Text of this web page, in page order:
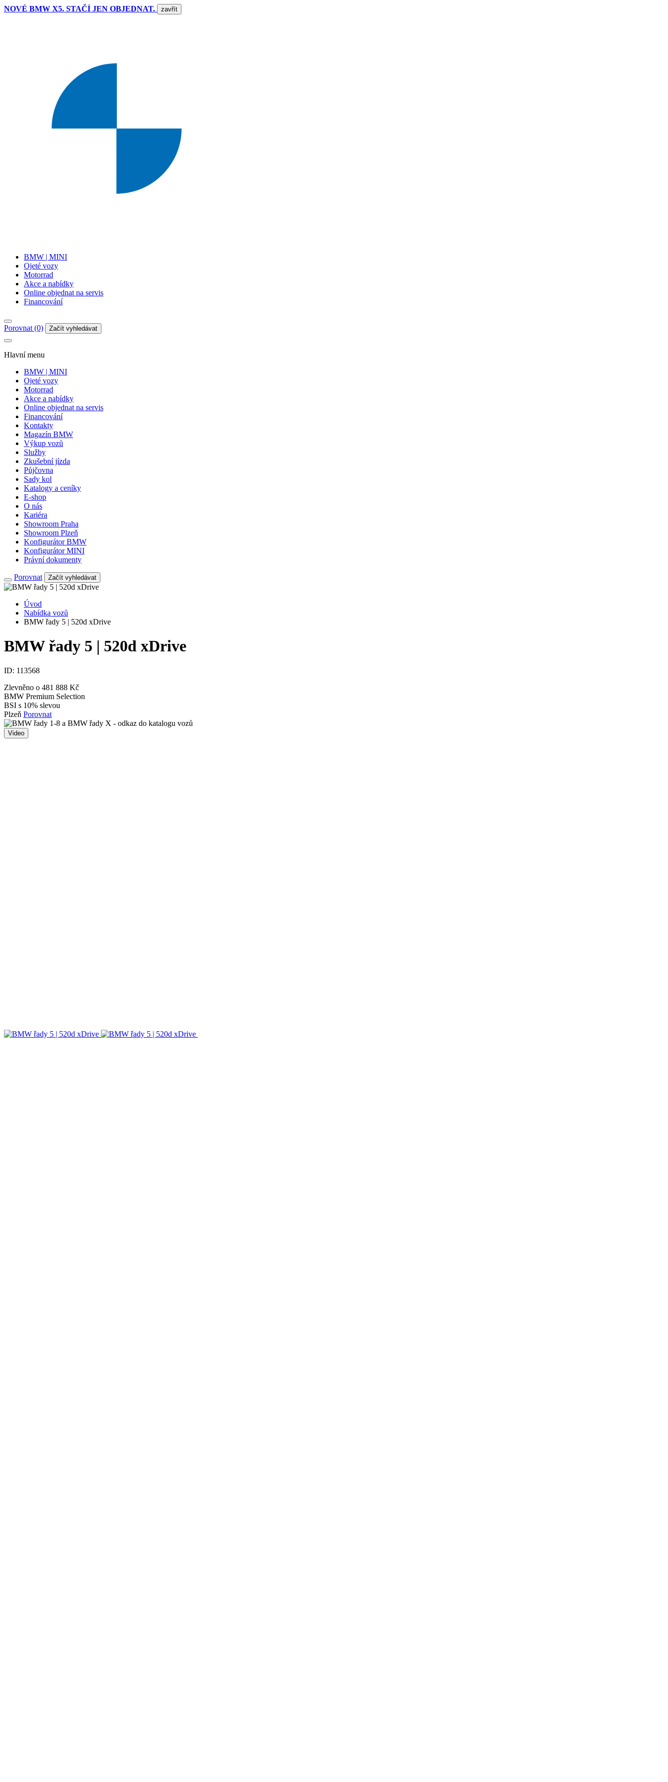
NOVÉ BMW X5. STAČÍ JEN OBJEDNAT. zavřít
BMW | MINI
Ojeté vozy
Motorrad
Akce a nabídky
Online objednat na servis
Financování
Porovnat (0) Začít vyhledávat
Hlavní menu
BMW | MINI
Ojeté vozy
Motorrad
Akce a nabídky
Online objednat na servis
Financování
Kontakty
Magazín BMW
Výkup vozů
Služby
Zkušební jízda
Půjčovna
Sady kol
Katalogy a ceníky
E-shop
O nás
Kariéra
Showroom Praha
Showroom Plzeň
Konfigurátor BMW
Konfigurátor MINI
Právní dokumenty
Porovnat Začít vyhledávat
Úvod
Nabídka vozů
BMW řady 5 | 520d xDrive
BMW řady 5 | 520d xDrive
ID: 113568
Zlevněno o 481 888 Kč
BMW Premium Selection
BSI s 10% slevou
Plzeň Porovnat
Video